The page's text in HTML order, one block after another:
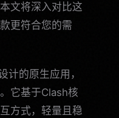
文将深入对比这
更符合您的需
计的原生应用，
它基于Clash核
方式，轻量且稳